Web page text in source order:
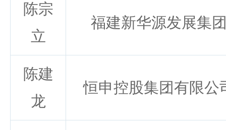
陈宗
立
福建新华源发展集
陈建
龙
恒申控股集团有限公